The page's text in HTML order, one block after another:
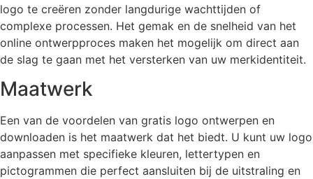
logo te creëren zonder langdurige wachttijden of
complexe processen. Het gemak en de snelheid van het
online ontwerpproces maken het mogelijk om direct aan
de slag te gaan met het versterken van uw merkidentiteit.
Maatwerk
Een van de voordelen van gratis logo ontwerpen en
downloaden is het maatwerk dat het biedt. U kunt uw logo
aanpassen met specifieke kleuren, lettertypen en
pictogrammen die perfect aansluiten bij de uitstraling en